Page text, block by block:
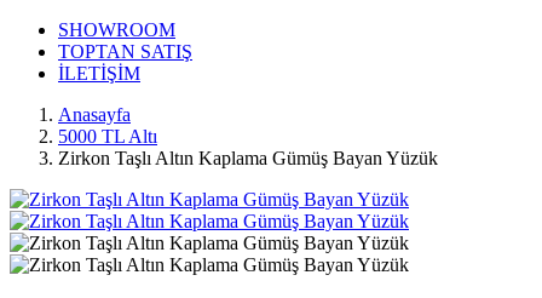
SHOWROOM
TOPTAN SATIŞ
İLETİŞİM
Anasayfa
5000 TL Altı
Zirkon Taşlı Altın Kaplama Gümüş Bayan Yüzük